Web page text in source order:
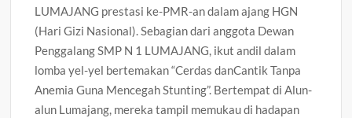
LUMAJANG prestasi ke-PMR-an dalam ajang HGN
(Hari Gizi Nasional). Sebagian dari anggota Dewan
Penggalang SMP N 1 LUMAJANG, ikut andil dalam
lomba yel-yel bertemakan “Cerdas danCantik Tanpa
Anemia Guna Mencegah Stunting”. Bertempat di Alun-
alun Lumajang, mereka tampil memukau di hadapan